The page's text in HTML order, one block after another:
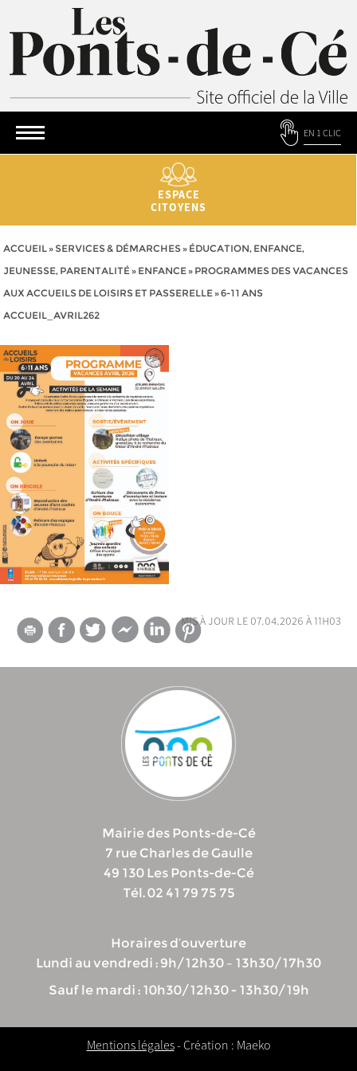
EN 1 CLIC
ESPACE
CITOYENS
ACCUEIL» SERVICES & DÉMARCHES» ÉDUCATION, ENFANCE,
JEUNESSE, PARENTALITÉ» ENFANCE» PROGRAMMES DES VACANCES
AUX ACCUEILS DE LOISIRS ET PASSERELLE»6-11 ANS
ACCUEIL_AVRIL262
mis à jour le 07.04.2026 à 11h03
Mairie des Ponts-de-Cé
7 rue Charles de Gaulle
49 130 Les Ponts-de-Cé
Tél. 02 41 79 75 75
Horaires d’ouverture
Lundi au vendredi : 9h/12h30 – 13h30/17h30
Sauf le mardi : 10h30/12h30 - 13h30/19h
Mentions légales- Création : Maeko